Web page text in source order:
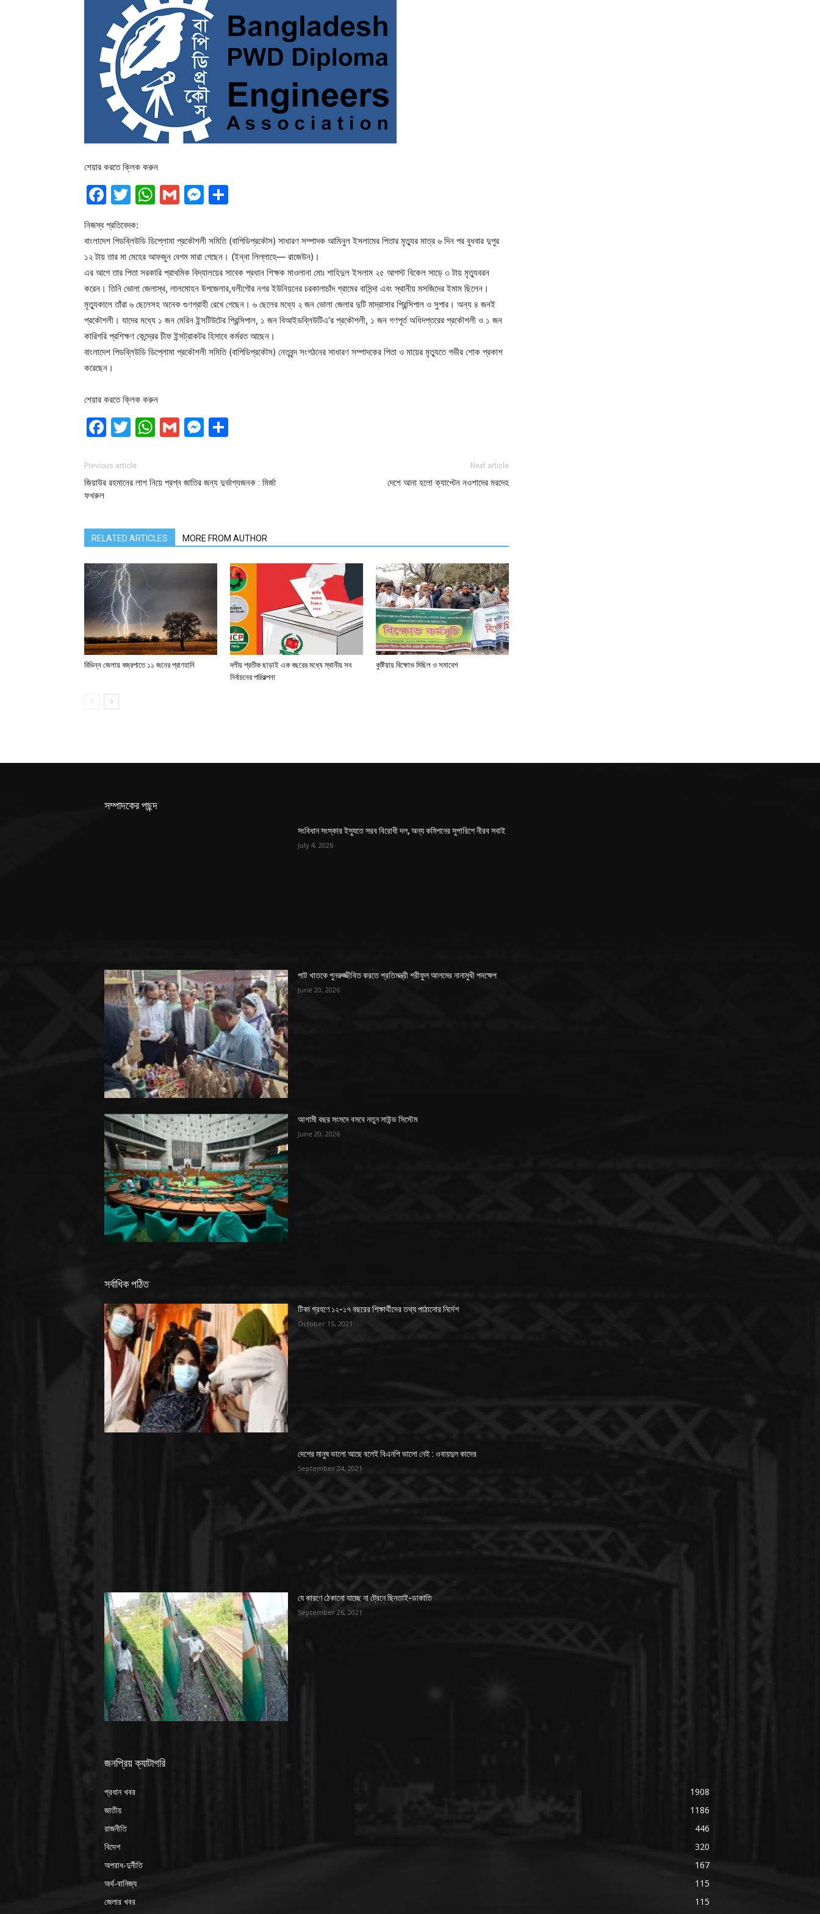
শেয়ার করতে ক্লিক করুন
Facebook
Twitter
WhatsApp
GmailMessenger
নিজস্ব প্রতিবেদক:
বাংলাদেশ পিডব্লিউডি ডিপ্লোমা প্রকৌশলী সমিতি (বাপিডিপ্রকৌস) সাধারণ সম্পাদক আমিনুল ইসলামের পিতার মৃত্যুর মাত্র ৬ দিন পর বুধবার দুপুর
১২ টায় তার মা মেহের আফজুন বেগম মারা গেছেন। (ইন্না লিল্লাহে— রাজেউন)।
এর আগে তার পিতা সরকারি প্রাথমিক বিদ্যালয়ের সাবেক প্রধান শিক্ষক মাওলানা মোঃ শাহিদুল ইসলাম ২৫ আগস্ট বিকেল সাড়ে ৩ টায় মৃত্যুবরন
করেন। তিনি ভোলা জেলাস্থ, লালমোহন উপজেলার,ধলীগৌর নগর ইউনিয়নের চরকালাচাঁদ গ্রামের বাসিন্দা এবং স্থানীয় মসজিদের ইমাম ছিলেন।
মৃত্যুকালে তাঁরা ৬ ছেলেসহ অনেক গুণগ্রাহী রেখে গেছেন। ৬ ছেলের মধ্যে ২ জন ভোলা জেলার দুটি মাদ্রাসার প্রিন্সিপাল ও সুপার। অন্য ৪ জনই
প্রকৌশলী। যাদের মধ্যে ১ জন মেরিন ইন্সটিউটের প্রিন্সিপাল, ১ জন বিআইডব্লিউটিএ’র প্রকৌশলী, ১ জন গণপূর্ত অধিদপ্তরের প্রকৌশলী ও ১ জন
কারিগরি প্রশিক্ষণ কেন্দ্রের চীফ ইন্সট্রাকটর হিসাবে কর্মরত আছেন।
বাংলাদেশ পিডব্লিউডি ডিপ্লোমা প্রকৌশলী সমিতি (বাপিডিপ্রকৌস) নেতৃবৃন্দ সংগঠনের সাধারণ সম্পাদকের পিতা ও মায়ের মৃত্যুতে গভীর শোক প্রকাশ
করেছেন।
শেয়ার করতে ক্লিক করুন
Facebook
Twitter
WhatsApp
GmailMessenger
Previous article
জিয়াউর রহমানের লাশ নিয়ে প্রশ্ন জাতির জন্য দুর্ভাগ্যজনক : মির্জা
ফখরুল
Next article
দেশে আনা হলো ক্যাপ্টেন নওশাদের মরদেহ
RELATED ARTICLES MORE FROM AUTHOR
বিভিন্ন জেলায় বজ্রপাতে ১১ জনের প্রাণহানি
দলীয় প্রতীক ছাড়াই এক বছরের মধ্যে স্থানীয় সব
নির্বাচনের পরিকল্পনা
কুষ্টিয়ায় বিক্ষোভ মিছিল ও সমাবেশ
সম্পাদকের পছন্দ
সংবিধান সংস্কার ইস্যুতে সরব বিরোধী দল, অন্য কমিশনের সুপারিশে নীরব সবাই
July 4, 2026
পাট খাতকে পুনরুজ্জীবিত করতে প্রতিমন্ত্রী শরীফুল আলমের নানামুখী পদক্ষেপ
June 20, 2026
আগামী বছর সংসদে বসবে নতুন সাউন্ড সিস্টেম
June 20, 2026
সর্বাধিক পঠিত
টিকা গ্রহণে ১২-১৭ বছরের শিক্ষার্থীদের তথ্য পাঠানোর নির্দেশ
October 15, 2021
দেশের মানুষ ভালো আছে বলেই বিএনপি ভালো নেই : ওবায়দুল কাদের
September 24, 2021
যে কারণে ঠেকানো যাচ্ছে না ট্রেনে ছিনতাই-ডাকাতি
September 26, 2021
জনপ্রিয় ক্যাটাগরি
প্রধান খবর
1908
জাতীয়
1186
রাজনীতি
446
বিদেশ
320
অপরাধ-দুর্নীতি
167
অর্থ-বানিজ্য
115
জেলার খবর
115